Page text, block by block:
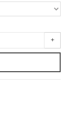
+